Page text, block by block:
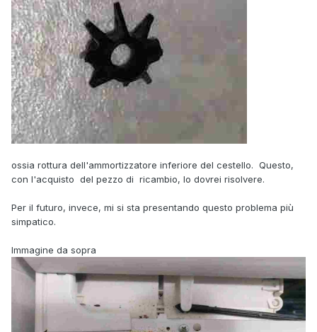
ossia rottura dell'ammortizzatore inferiore del cestello. Questo,
con l'acquisto del pezzo di ricambio, lo dovrei risolvere.
Per il futuro, invece, mi si sta presentando questo problema più
simpatico.
Immagine da sopra